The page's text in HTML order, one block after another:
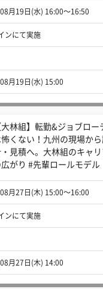
月19日(水) 16:00〜16:50
ンにて実施
月19日(水) 15:00
大林組】転勤&ジョブロー
怖くない！九州の現場か
見積へ。大林組のキャリ
広がり #先輩ロールモデル
月27日(木) 15:00〜16:00
ンにて実施
月27日(木) 14:00